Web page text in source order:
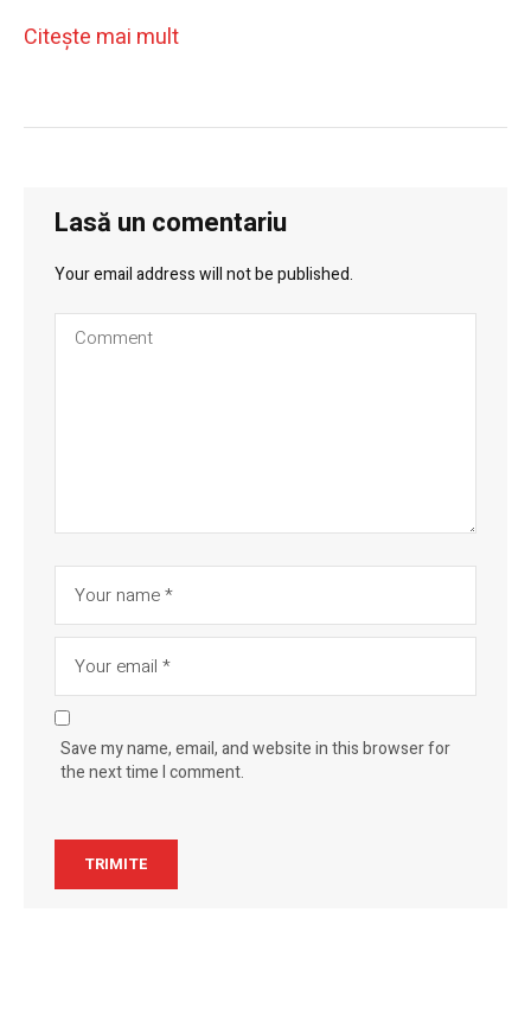
Citeşte mai mult
Lasă un comentariu
Your email address will not be published.
Save my name, email, and website in this browser for
the next time I comment.